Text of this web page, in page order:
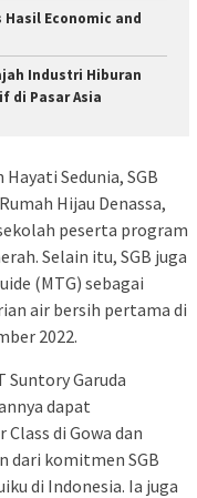
Economic and
Industri Hiburan
di Pasar Asia
Sedunia, SGB
Hijau Denassa,
peserta program
Selain itu, SGB juga
(MTG) sebagai
air bersih pertama di
2022.
Suntory Garuda
dapat
di Gowa dan
dari komitmen SGB
di Indonesia. Ia juga